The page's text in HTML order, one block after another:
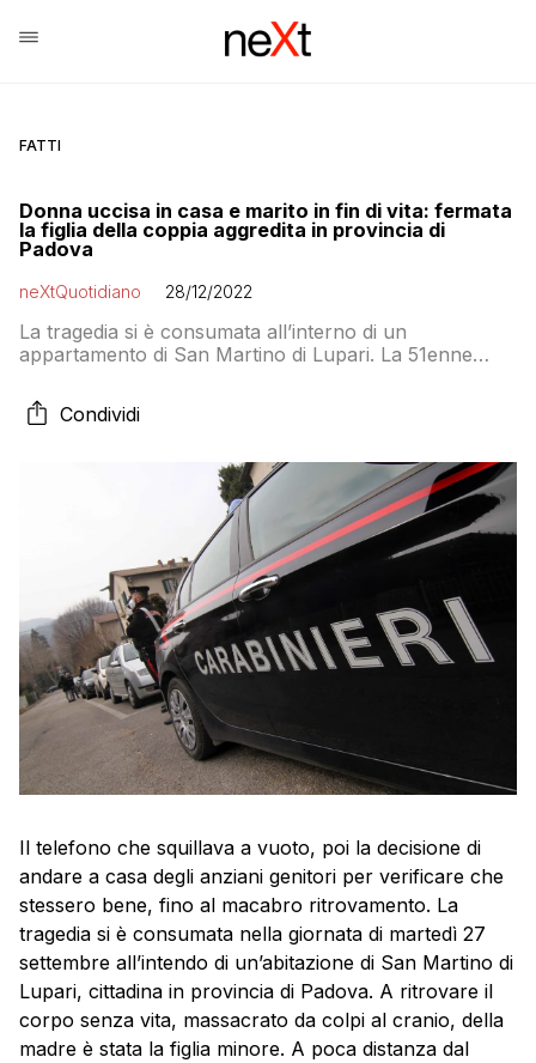
FATTI
Donna uccisa in casa e marito in fin di vita: fermata
la figlia della coppia aggredita in provincia di
Padova
neXtQuotidiano 28/12/2022
La tragedia si è consumata all’interno di un
appartamento di San Martino di Lupari. La 51enne
Condividi
Il telefono che squillava a vuoto, poi la decisione di
andare a casa degli anziani genitori per verificare che
stessero bene, fino al macabro ritrovamento. La
tragedia si è consumata nella giornata di martedì 27
settembre all’intendo di un’abitazione di San Martino di
Lupari, cittadina in provincia di Padova. A ritrovare il
corpo senza vita, massacrato da colpi al cranio, della
madre è stata la figlia minore. A poca distanza dal